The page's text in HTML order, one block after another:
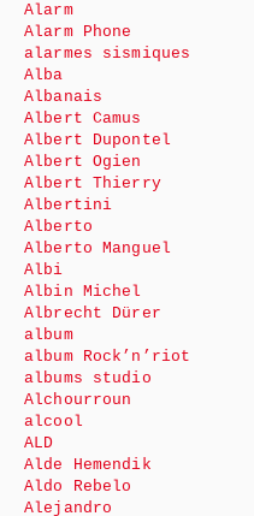
Alarm
Alarm Phone
alarmes sismiques
Alba
Albanais
Albert Camus
Albert Dupontel
Albert Ogien
Albert Thierry
Albertini
Alberto
Alberto Manguel
Albi
Albin Michel
Albrecht Dürer
album
album Rock’n’riot
albums studio
Alchourroun
alcool
ALD
Alde Hemendik
Aldo Rebelo
Alejandro